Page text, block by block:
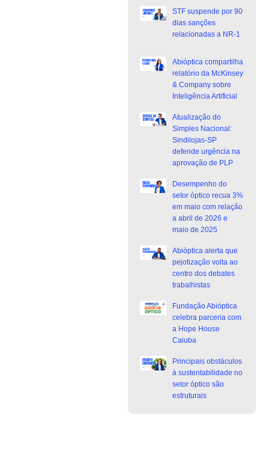
STF suspende por 90
dias sanções
relacionadas a NR-1
Abióptica compartilha
relatório da McKinsey
& Company sobre
Inteligência Artificial
Atualização do
Simples Nacional:
Sindilojas-SP
defende urgência na
aprovação de PLP
Desempenho do
setor óptico recua 3%
em maio com relação
a abril de 2026 e
maio de 2025
Abióptica alerta que
pejotização volta ao
centro dos debates
trabalhistas
Fundação Abióptica
celebra parceria com
a Hope House
Caiuba
Principais obstáculos
à sustentabilidade no
setor óptico são
estruturais